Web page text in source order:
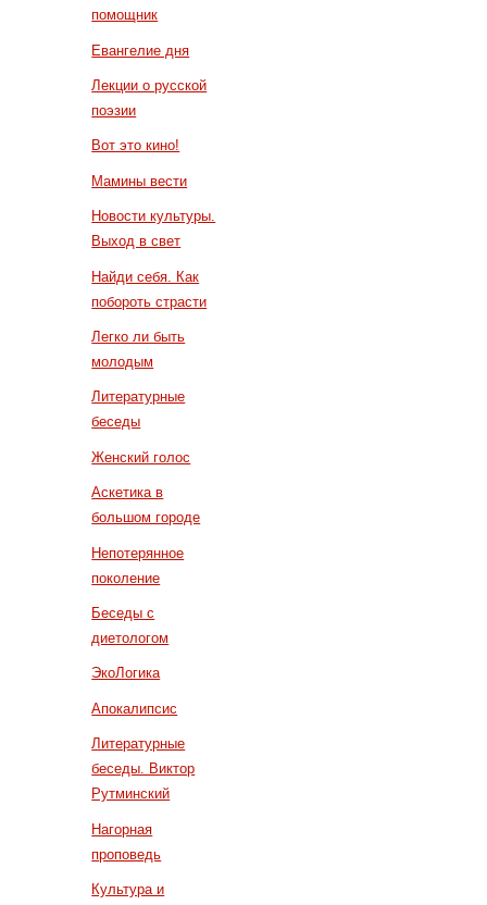
помощник
Евангелие дня
Лекции о русской
поэзии
Вот это кино!
Мамины вести
Новости культуры.
Выход в свет
Найди себя. Как
побороть страсти
Легко ли быть
молодым
Литературные
беседы
Женский голос
Аскетика в
большом городе
Непотерянное
поколение
Беседы с
диетологом
ЭкоЛогика
Апокалипсис
Литературные
беседы. Виктор
Рутминский
Нагорная
проповедь
Культура и